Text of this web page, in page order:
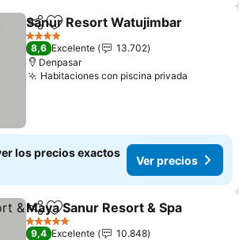
CompartirAgregar a favoritos
Sanur Resort Watujimbar
4 Estrellas
8,6 Excelente
13.702
Denpasar
Habitaciones con piscina privada
los precios exactos
Ver precios
CompartirAgregar a favoritos
Maya Sanur Resort & Spa
5 Estrellas
9,4 Excelente
10.848